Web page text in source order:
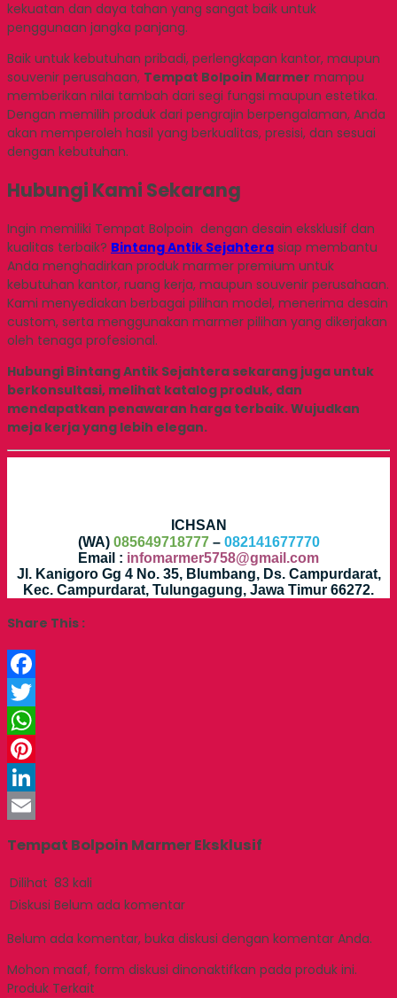
kekuatan dan daya tahan yang sangat baik untuk
penggunaan jangka panjang.
Baik untuk kebutuhan pribadi, perlengkapan kantor, maupun
souvenir perusahaan, Tempat Bolpoin Marmer mampu
memberikan nilai tambah dari segi fungsi maupun estetika.
Dengan memilih produk dari pengrajin berpengalaman, Anda
akan memperoleh hasil yang berkualitas, presisi, dan sesuai
dengan kebutuhan.
Hubungi Kami Sekarang
Ingin memiliki Tempat Bolpoin dengan desain eksklusif dan
kualitas terbaik? Bintang Antik Sejahtera siap membantu
Anda menghadirkan produk marmer premium untuk
kebutuhan kantor, ruang kerja, maupun souvenir perusahaan.
Kami menyediakan berbagai pilihan model, menerima desain
custom, serta menggunakan marmer pilihan yang dikerjakan
oleh tenaga profesional.
Hubungi Bintang Antik Sejahtera sekarang juga untuk
berkonsultasi, melihat katalog produk, dan
mendapatkan penawaran harga terbaik. Wujudkan
meja kerja yang lebih elegan.
ICHSAN
(WA) 085649718777– 082141677770
Email : infomarmer5758@gmail.com
Jl. Kanigoro Gg 4 No. 35, Blumbang, Ds. Campurdarat,
Kec. Campurdarat, Tulungagung, Jawa Timur 66272.
Share This :
Facebook
Twitter
WhatsApp
Pinterest
LinkedIn
Tempat Bolpoin Marmer Eksklusif
Dilihat 83 kali
Diskusi Belum ada komentar
Belum ada komentar, buka diskusi dengan komentar Anda.
Mohon maaf, form diskusi dinonaktifkan pada produk ini.
Produk Terkait